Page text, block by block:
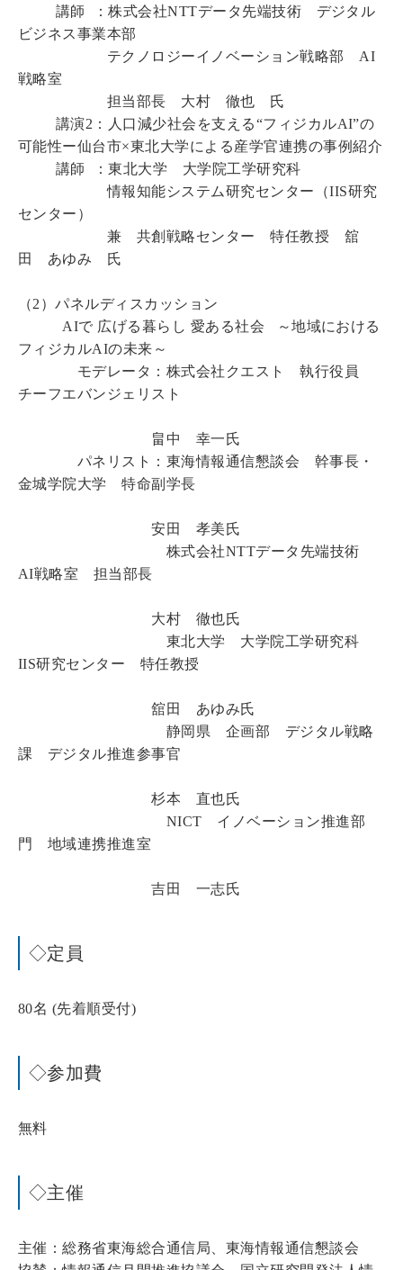
講師 ：株式会社NTTデータ先端技術 デジタル
ビジネス事業本部
テクノロジーイノベーション戦略部 AI
戦略室
担当部長 大村 徹也 氏
講演2：人口減少社会を支える“フィジカルAI”の
可能性ー仙台市×東北大学による産学官連携の事例紹介
講師 ：東北大学 大学院工学研究科
情報知能システム研究センター（IIS研究
センター）
兼 共創戦略センター 特任教授 舘
田 あゆみ 氏
（2）パネルディスカッション
AIで 広げる暮らし 愛ある社会 ～地域における
フィジカルAIの未来～
モデレータ：株式会社クエスト 執行役員
チーフエバンジェリスト
畠中 幸一氏
パネリスト：東海情報通信懇談会 幹事長・
金城学院大学 特命副学長
安田 孝美氏
株式会社NTTデータ先端技術
AI戦略室 担当部長
大村 徹也氏
東北大学 大学院工学研究科
IIS研究センター 特任教授
舘田 あゆみ氏
静岡県 企画部 デジタル戦略
課 デジタル推進参事官
杉本 直也氏
NICT イノベーション推進部
門 地域連携推進室
吉田 一志氏
◇定員
80名 (先着順受付)
◇参加費
無料
◇主催
主催：総務省東海総合通信局、東海情報通信懇談会